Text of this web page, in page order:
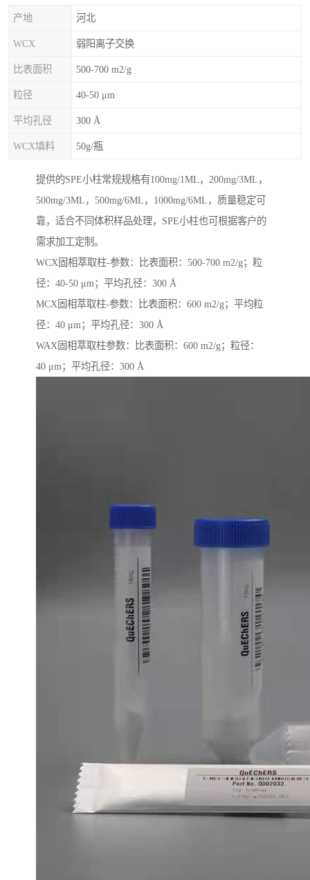
产地 河北
WCX 弱阳离子交换
比表面积 500-700 m2/g
粒径 40-50 μm
平均孔径 300 Å
WCX填料 50g/瓶
提供的SPE小柱常规规格有100mg/1ML，200mg/3ML，
500mg/3ML，500mg/6ML，1000mg/6ML，质量稳定可
靠，适合不同体积样品处理，SPE小柱也可根据客户的
需求加工定制。
WCX固相萃取柱-参数：比表面积：500-700 m2/g；粒
径：40-50 μm；平均孔径：300 Å
MCX固相萃取柱-参数：比表面积：600 m2/g；平均粒
径：40 μm；平均孔径：300 Å
WAX固相萃取柱参数：比表面积：600 m2/g；粒径：
40 μm；平均孔径：300 Å